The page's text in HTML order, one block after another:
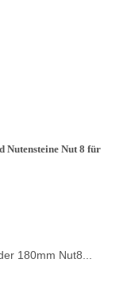
Nutensteine Nut 8 für